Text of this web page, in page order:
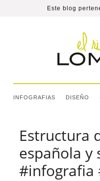
Este blog
INFOGRAFIAS DISEÑO
Estructura
española y
#infografia